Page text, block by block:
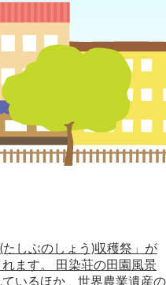
しぶのしょう)収穫祭」が
ます。 田染荘の田園風景
いるほか、世界農業遺産の